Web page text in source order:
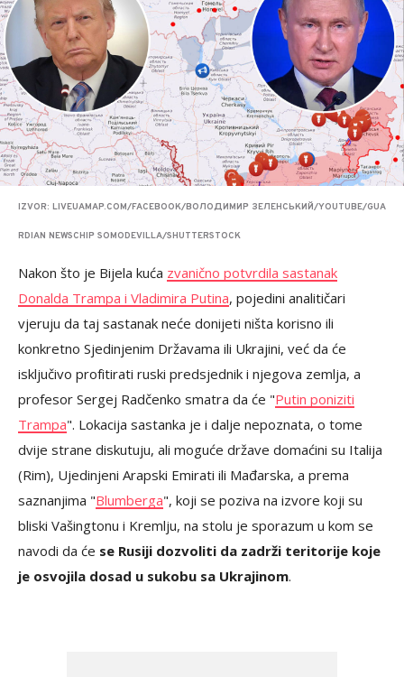
IZVOR: LIVEUAMAP.COM/FACEBOOK/ВОЛОДИМИР ЗЕЛЕНСЬКИЙ/YOUTUBE/GUA
RDIAN NEWSCHIP SOMODEVILLA/SHUTTERSTOCK
Nakon što je Bijela kuća zvanično potvrdila sastanak
Donalda Trampa i Vladimira Putina, pojedini analitičari
vjeruju da taj sastanak neće donijeti ništa korisno ili
konkretno Sjedinjenim Državama ili Ukrajini, već da će
isključivo profitirati ruski predsjednik i njegova zemlja, a
profesor Sergej Radčenko smatra da će "Putin poniziti
Trampa". Lokacija sastanka je i dalje nepoznata, o tome
dvije strane diskutuju, ali moguće države domaćini su Italija
(Rim), Ujedinjeni Arapski Emirati ili Mađarska, a prema
saznanjima "Blumberga", koji se poziva na izvore koji su
bliski Vašingtonu i Kremlju, na stolu je sporazum u kom se
navodi da će se Rusiji dozvoliti da zadrži teritorije koje
je osvojila dosad u sukobu sa Ukrajinom.